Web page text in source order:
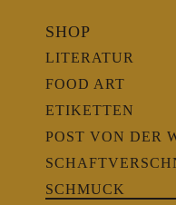
SHOP
LITERATUR
FOOD ART
ETIKETTEN
POST VON DER
SCHMUCK